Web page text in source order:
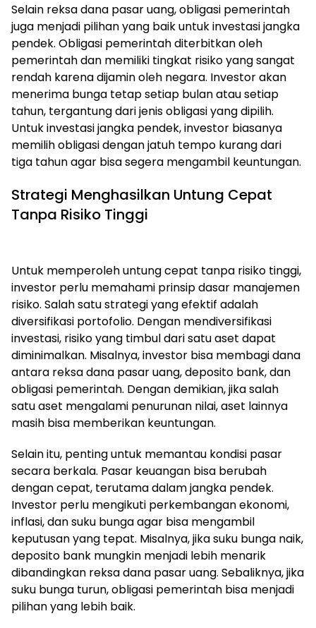
Selain reksa dana pasar uang, obligasi pemerintah
juga menjadi pilihan yang baik untuk investasi jangka
pendek. Obligasi pemerintah diterbitkan oleh
pemerintah dan memiliki tingkat risiko yang sangat
rendah karena dijamin oleh negara. Investor akan
menerima bunga tetap setiap bulan atau setiap
tahun, tergantung dari jenis obligasi yang dipilih.
Untuk investasi jangka pendek, investor biasanya
memilih obligasi dengan jatuh tempo kurang dari
tiga tahun agar bisa segera mengambil keuntungan.
Strategi Menghasilkan Untung Cepat
Tanpa Risiko Tinggi
Untuk memperoleh untung cepat tanpa risiko tinggi,
investor perlu memahami prinsip dasar manajemen
risiko. Salah satu strategi yang efektif adalah
diversifikasi portofolio. Dengan mendiversifikasi
investasi, risiko yang timbul dari satu aset dapat
diminimalkan. Misalnya, investor bisa membagi dana
antara reksa dana pasar uang, deposito bank, dan
obligasi pemerintah. Dengan demikian, jika salah
satu aset mengalami penurunan nilai, aset lainnya
masih bisa memberikan keuntungan.
Selain itu, penting untuk memantau kondisi pasar
secara berkala. Pasar keuangan bisa berubah
dengan cepat, terutama dalam jangka pendek.
Investor perlu mengikuti perkembangan ekonomi,
inflasi, dan suku bunga agar bisa mengambil
keputusan yang tepat. Misalnya, jika suku bunga naik,
deposito bank mungkin menjadi lebih menarik
dibandingkan reksa dana pasar uang. Sebaliknya, jika
suku bunga turun, obligasi pemerintah bisa menjadi
pilihan yang lebih baik.